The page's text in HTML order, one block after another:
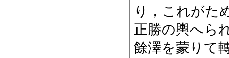
り，これがた
正勝の輿へら
餘澤を蒙りて